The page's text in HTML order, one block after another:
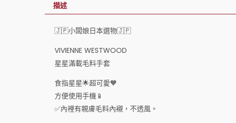
描述
🇯🇵小闆娘日本選物🇯🇵
VIVIENNE WESTWOOD
星星滿載毛料手套
食指星星🌟超可愛🧡
方便使用手機📱
✅內裡有親膚毛料內襯，不透風。